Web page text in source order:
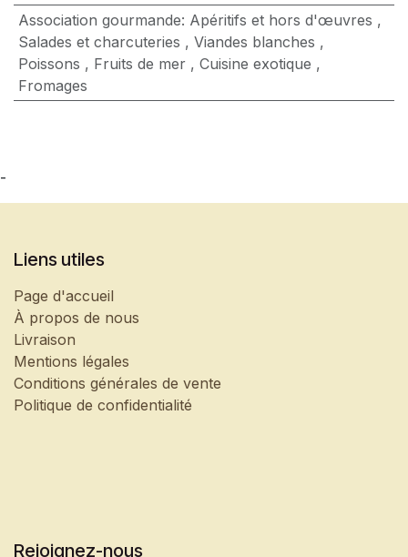
Association gourmande: Apéritifs et hors d'œuvres ,
Salades et charcuteries , Viandes blanches ,
Poissons , Fruits de mer, Cuisine exotique ,
Fromages
-
Liens utiles
Page d'accueil
À propos de nous
Livraison
Mentions légales
Conditions générales de vente
Politique de confidentialité
Rejoignez-nous